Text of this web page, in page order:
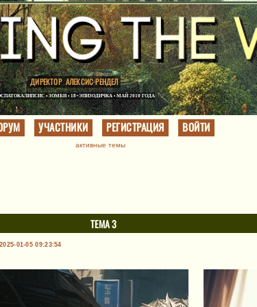
ДИРЕКТОР АЛЕКСИС РЕНДЕЛ
• ЗОМБИ • 18+ЭПИЗОДИЧКА • МАЙ 2010 ГОДА
УЧАСТНИКИ РЕГИСТРАЦИЯ ВОЙТИ
активные темы
ТЕМА 3
2025-01-05 09:23:54